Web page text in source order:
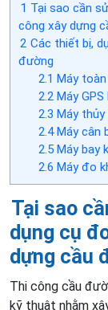
1 Tại sao cần
công xây dựng
2 Các thiết bị,
đường
2.1 Máy
2.2Máy GPS
2.3 Máy
2.4Máy cân
2.5Máy bay
2.6 Máy đo
Tại sao
dụng cụ
dựng cầu
Thi công cầu
kỹ thuật nhằm